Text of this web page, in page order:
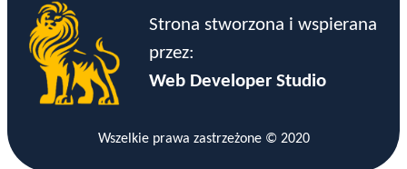
Strona stworzona i wspierana
przez:
Web Developer Studio
Wszelkie prawa zastrzeżone © 2020